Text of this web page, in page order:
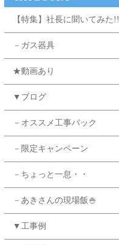
【特集】社長に聞いてみた!!
－ガス器具
★動画あり
▼ブログ
－オススメ工事パック
－限定キャンペーン
－ちょっと一息・・
－あきさんの現場飯🍚
▼工事例